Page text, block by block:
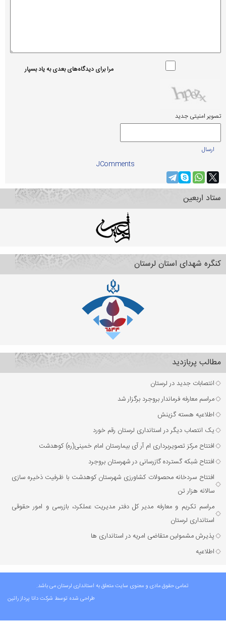
مرا برای دیدگاه‌های بعدی به یاد بسپار
تصویر امنیتی جدید
ارسال
JComments
ستاد اربعین
کنگره شهدای استان لرستان
مطالب پربازدید
انتصابات جدید در لرستان
مراسم معارفه فرماندار بروجرد برگزار شد
اطلاعیه هسته گزینش
یک انتصاب دیگر در استانداری لرستان رقم خورد
افتتاح مرکز تصویربرداری ام آر آی بیمارستان امام خمینی(ره) کوهدشت
افتتاح شبکه گسترده گازرسانی در شهرستان بروجرد
افتتاح سردخانه محصولات کشاورزی شهرستان کوهدشت با ظرفیت ذخیره‌ سازی
سالانه هزار تن
مراسم تکریم و معارفه مدیر کل دفتر مدیریت عملکرد، بازرسی و امور حقوقی
استانداری لرستان
پذیرش مشمولین متقاضی امریه در استانداری ها
اطلاعیه
تمامی حقوق مادی و معنوی سایت متعلق به استانداری لرستان می باشد.
طراحی شده توسط شرکتدانا پرداز راتین